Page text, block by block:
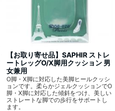
【お取り寄せ品】SAPHIR ストレ
ートレッグO/X脚用クッション 男
女兼用
O脚・X脚に対応した美脚ヒールクッシ
ョンです。柔らかジェルクッションでO
脚・X脚に対応した傾斜をつけ、美しい
ストレートな脚での歩行をサポートし
ます。